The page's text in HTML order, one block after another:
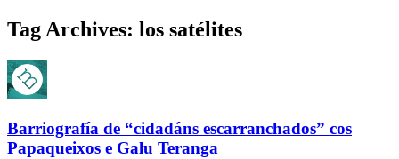
Tag Archives: los satélites
Barriografía de “cidadáns escarranchados” cos
Papaqueixos e Galu Teranga